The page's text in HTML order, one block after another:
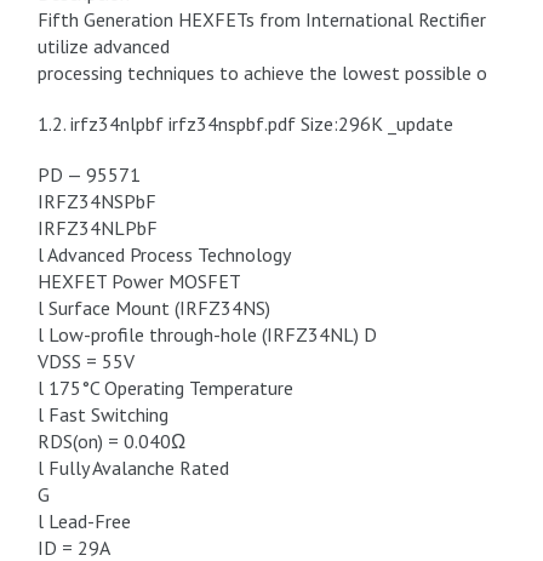
Fifth Generation HEXFETs from International Rectifier
utilize advanced
processing techniques to achieve the lowest possible o
1.2. irfz34nlpbf irfz34nspbf.pdf Size:296K _update
PD — 95571
IRFZ34NSPbF
IRFZ34NLPbF
l Advanced Process Technology
HEXFET Power MOSFET
l Surface Mount (IRFZ34NS)
l Low-profile through-hole (IRFZ34NL) D
VDSS = 55V
l 175°C Operating Temperature
l Fast Switching
RDS(on) = 0.040Ω
l Fully Avalanche Rated
G
l Lead-Free
ID = 29A